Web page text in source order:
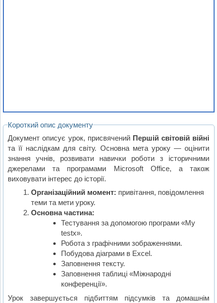
Короткий опис документу
Документ описує урок, присвячений Першій світовій війні
та її наслідкам для світу. Основна мета уроку — оцінити
знання учнів, розвивати навички роботи з історичними
джерелами та програмами Microsoft Office, а також
виховувати інтерес до історії.
Організаційний момент: привітання, повідомлення
теми та мети уроку.
Основна частина:
Тестування за допомогою програми «My
testx».
Робота з графічними зображеннями.
Побудова діаграми в Excel.
Заповнення тексту.
Заповнення таблиці «Міжнародні
конференції».
Урок завершується підбиттям підсумків та домашнім